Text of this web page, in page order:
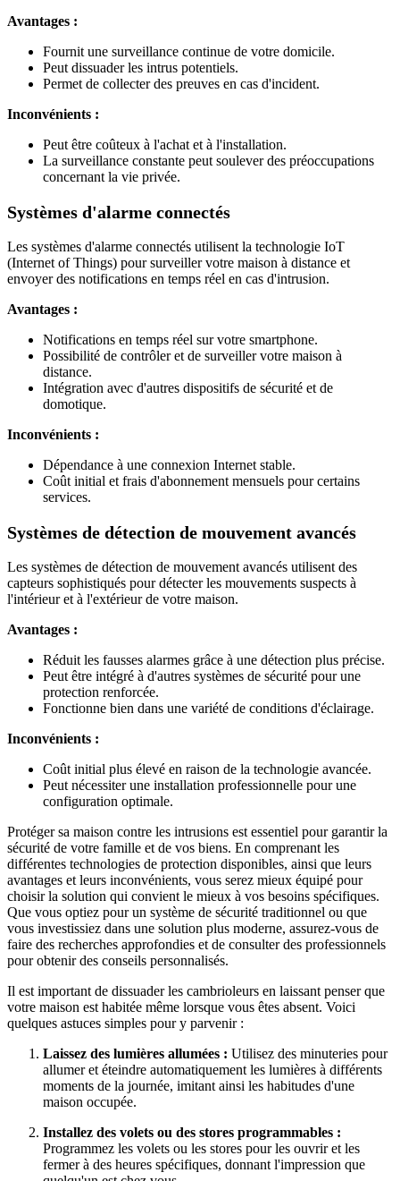
Avantages :
Fournit une surveillance continue de votre domicile.
Peut dissuader les intrus potentiels.
Permet de collecter des preuves en cas d'incident.
Inconvénients :
Peut être coûteux à l'achat et à l'installation.
La surveillance constante peut soulever des préoccupations
concernant la vie privée.
Systèmes d'alarme connectés
Les systèmes d'alarme connectés utilisent la technologie IoT
(Internet of Things) pour surveiller votre maison à distance et
envoyer des notifications en temps réel en cas d'intrusion.
Avantages :
Notifications en temps réel sur votre smartphone.
Possibilité de contrôler et de surveiller votre maison à
distance.
Intégration avec d'autres dispositifs de sécurité et de
domotique.
Inconvénients :
Dépendance à une connexion Internet stable.
Coût initial et frais d'abonnement mensuels pour certains
services.
Systèmes de détection de mouvement avancés
Les systèmes de détection de mouvement avancés utilisent des
capteurs sophistiqués pour détecter les mouvements suspects à
l'intérieur et à l'extérieur de votre maison.
Avantages :
Réduit les fausses alarmes grâce à une détection plus précise.
Peut être intégré à d'autres systèmes de sécurité pour une
protection renforcée.
Fonctionne bien dans une variété de conditions d'éclairage.
Inconvénients :
Coût initial plus élevé en raison de la technologie avancée.
Peut nécessiter une installation professionnelle pour une
configuration optimale.
Protéger sa maison contre les intrusions est essentiel pour garantir la
sécurité de votre famille et de vos biens. En comprenant les
différentes technologies de protection disponibles, ainsi que leurs
avantages et leurs inconvénients, vous serez mieux équipé pour
choisir la solution qui convient le mieux à vos besoins spécifiques.
Que vous optiez pour un système de sécurité traditionnel ou que
vous investissiez dans une solution plus moderne, assurez-vous de
faire des recherches approfondies et de consulter des professionnels
pour obtenir des conseils personnalisés.
Il est important de dissuader les cambrioleurs en laissant penser que
votre maison est habitée même lorsque vous êtes absent. Voici
quelques astuces simples pour y parvenir :
Laissez des lumières allumées : Utilisez des minuteries pour
allumer et éteindre automatiquement les lumières à différents
moments de la journée, imitant ainsi les habitudes d'une
maison occupée.
Installez des volets ou des stores programmables :
Programmez les volets ou les stores pour les ouvrir et les
fermer à des heures spécifiques, donnant l'impression que